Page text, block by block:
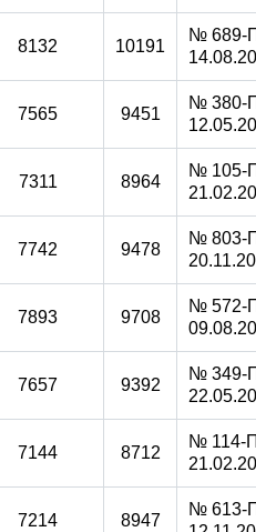
8132 10191
№ 689-
7565 9451
№ 380-
7311 8964
№ 105-
7742 9478
№ 803-
7893 9708
№ 572-
7657 9392
№ 349-
7144 8712
№ 114-
7214 8947
№ 613-